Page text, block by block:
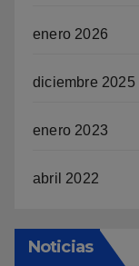
enero 2026
diciembre 2025
enero 2023
abril 2022
Noticias